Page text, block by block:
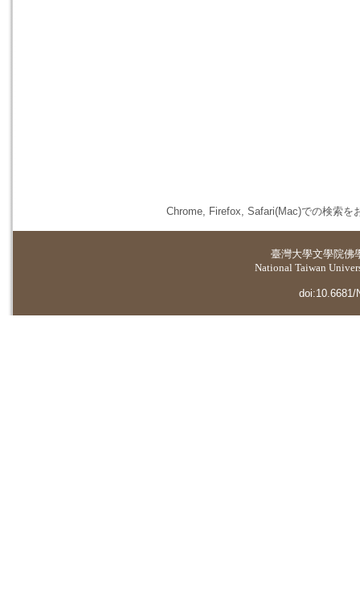
Chrome, Firefox, Safari(Mac)での検索を
臺灣大學文學院佛
National Taiwan
doi:10.6681/